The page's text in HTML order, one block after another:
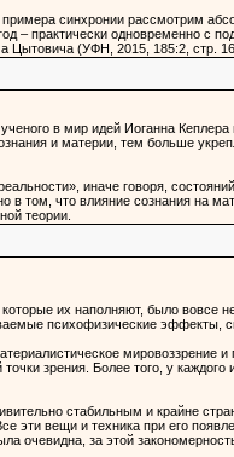
синхронии рассмотрим
– практически одновременно с
Цытовича (УФН, 2015, 185:2, стр.
в мир идей Иоганна
и материи, тем больше
иначе говоря,
в том, что влияние сознания на
теории.
их наполняют, было вовсе
психофизические эффекты,
зрения. Более того, у
стабильным и крайне
эти вещи и техника при его
очевидна, за этой